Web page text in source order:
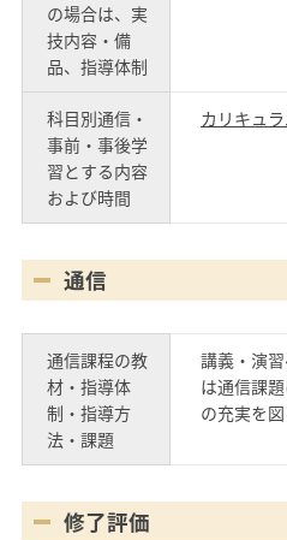
の場合は、実
技内容・備
品、指導体制
科目別通信・
事前・事後学
習とする内容
および時間
カリキュ
通信
通信課程の教
材・指導体
制・指導方
法・課題
講義・演
は通信課
の充実を図
修了評価